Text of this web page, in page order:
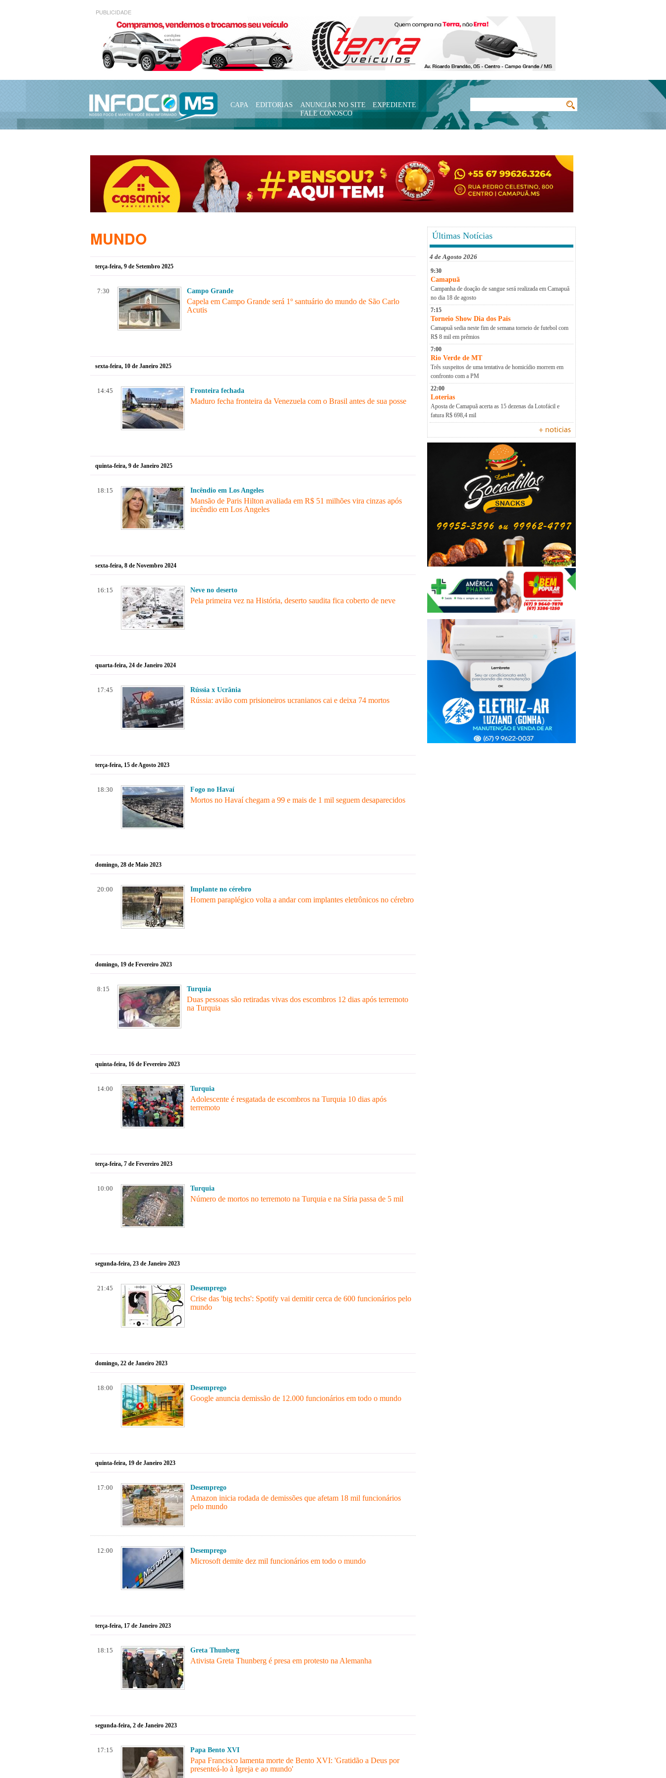
PUBLICIDADE
CAPA EDITORIAS ANUNCIAR NO SITE
EXPEDIENTE
FALE CONOSCO
Últimas Notícias
4 de Agosto 2026
9:30
Camapuã
Campanha de doação de sangue será realizada em Camapuã
no dia 18 de agosto
7:15
Torneio Show Dia dos Pais
Camapuã sedia neste fim de semana torneio de futebol com
R$ 8 mil em prêmios
7:00
Rio Verde de MT
Três suspeitos de uma tentativa de homicídio morrem em
confronto com a PM
22:00
Loterias
Aposta de Camapuã acerta as 15 dezenas da Lotofácil e
fatura R$ 698,4 mil
+ noticias
MUNDO
terça-feira, 9 de Setembro 2025
7:30 Campo Grande
Capela em Campo Grande será 1º santuário do mundo de São Carlo
Acutis
sexta-feira, 10 de Janeiro 2025
14:45 Fronteira fechada
Maduro fecha fronteira da Venezuela com o Brasil antes de sua posse
quinta-feira, 9 de Janeiro 2025
18:15 Incêndio em Los Angeles
Mansão de Paris Hilton avaliada em R$ 51 milhões vira cinzas após
incêndio em Los Angeles
sexta-feira, 8 de Novembro 2024
16:15 Neve no deserto
Pela primeira vez na História, deserto saudita fica coberto de neve
quarta-feira, 24 de Janeiro 2024
17:45 Rússia x Ucrânia
Rússia: avião com prisioneiros ucranianos cai e deixa 74 mortos
terça-feira, 15 de Agosto 2023
18:30 Fogo no Havaí
Mortos no Havaí chegam a 99 e mais de 1 mil seguem desaparecidos
domingo, 28 de Maio 2023
20:00 Implante no cérebro
Homem paraplégico volta a andar com implantes eletrônicos no cérebro
domingo, 19 de Fevereiro 2023
8:15 Turquia
Duas pessoas são retiradas vivas dos escombros 12 dias após terremoto
na Turquia
quinta-feira, 16 de Fevereiro 2023
14:00 Turquia
Adolescente é resgatada de escombros na Turquia 10 dias após
terremoto
terça-feira, 7 de Fevereiro 2023
10:00 Turquia
Número de mortos no terremoto na Turquia e na Síria passa de 5 mil
segunda-feira, 23 de Janeiro 2023
21:45 Desemprego
Crise das 'big techs': Spotify vai demitir cerca de 600 funcionários pelo
mundo
domingo, 22 de Janeiro 2023
18:00 Desemprego
Google anuncia demissão de 12.000 funcionários em todo o mundo
quinta-feira, 19 de Janeiro 2023
17:00 Desemprego
Amazon inicia rodada de demissões que afetam 18 mil funcionários
pelo mundo
12:00 Desemprego
Microsoft demite dez mil funcionários em todo o mundo
terça-feira, 17 de Janeiro 2023
18:15 Greta Thunberg
Ativista Greta Thunberg é presa em protesto na Alemanha
segunda-feira, 2 de Janeiro 2023
17:15 Papa Bento XVI
Papa Francisco lamenta morte de Bento XVI: 'Gratidão a Deus por
presenteá-lo à Igreja e ao mundo'